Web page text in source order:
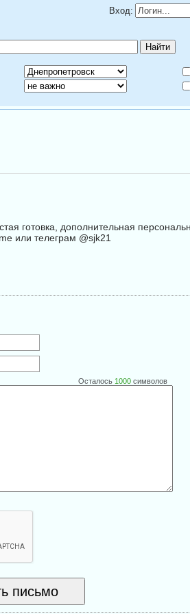
Вход:
готовка, дополнительная
или телеграм @sjk21
Осталось 1000 символов